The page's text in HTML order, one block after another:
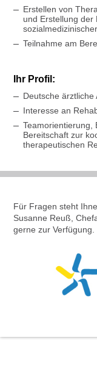
Erstellen von
und Erstellung der
Teilnahme am
Ihr Profil:
Deutsche ärztliche
Interesse an
Teamorientierung,
Bereitschaft zur
therapeutischen
Für Fragen steht
Susanne Reuß,
gerne zur Verfügung.